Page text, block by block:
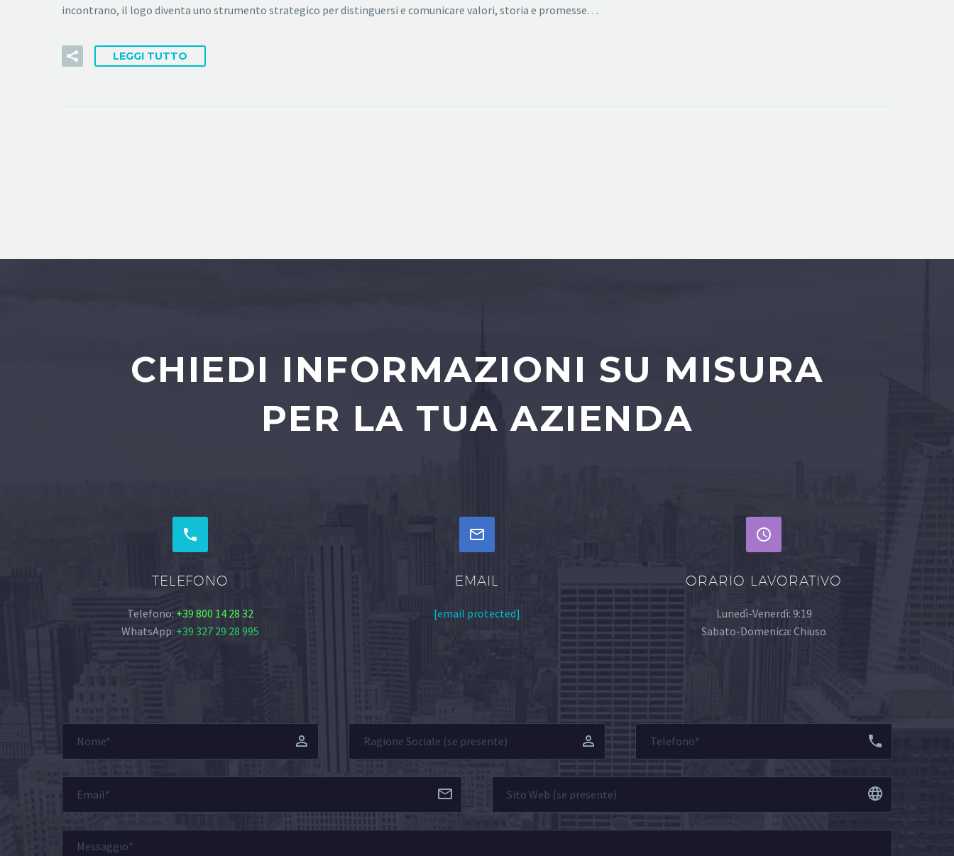
incontrano, il logo diventa uno strumento strategico per distinguersi e comunicare valori, storia e promesse…
LEGGI TUTTO
CHIEDI INFORMAZIONI SU MISURA
PER LA TUA AZIENDA


TELEFONO
Telefono: +39 800 14 28 32
WhatsApp: +39 327 29 28 995


EMAIL
[email protected]


ORARIO LAVORATIVO
Lunedì-Venerdì: 9:19
Sabato-Domenica: Chiuso